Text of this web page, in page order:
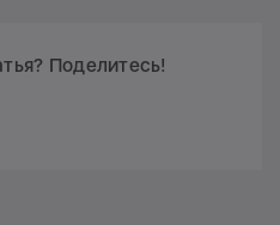
Поделитесь!